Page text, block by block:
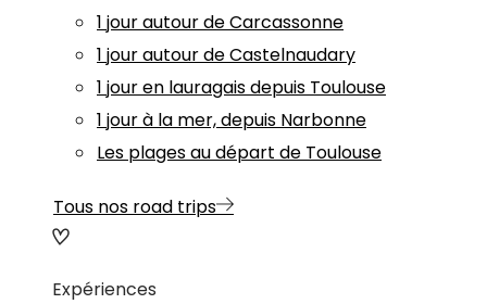
1 jour autour de Carcassonne
1 jour autour de Castelnaudary
1 jour en lauragais depuis Toulouse
1 jour à la mer, depuis Narbonne
Les plages au départ de Toulouse
Tous nos road trips
Expériences